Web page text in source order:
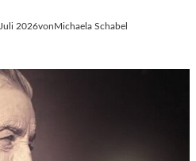
2026vonMichaela Schabel